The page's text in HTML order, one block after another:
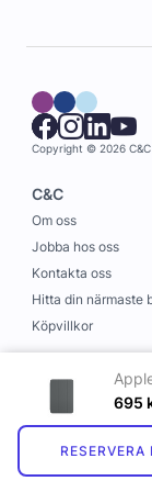
695
RESERVERA
Copyright © 2026 C&C
C&C
Om oss
Jobba hos oss
Kontakta oss
Hitta din närmaste
Köpvillkor
Information
Leverans och
Cookies